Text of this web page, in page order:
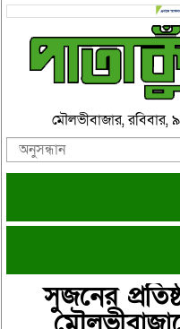
মৌলভীবাজার,
সুজনের